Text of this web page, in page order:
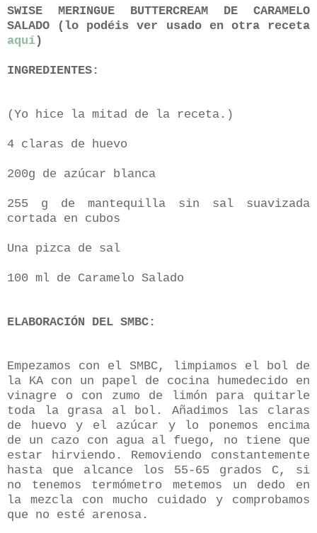
SWISE MERINGUE BUTTERCREAM DE CARAMELO
SALADO (lo podéis ver usado en otra receta
aquí)
INGREDIENTES:
(Yo hice la mitad de la receta.)
4 claras de huevo
200g de azúcar blanca
255 g de mantequilla sin sal suavizada
cortada en cubos
Una pizca de sal
100 ml de Caramelo Salado
ELABORACIÓN DEL SMBC:
Empezamos con el SMBC, limpiamos el bol de
la KA con un papel de cocina humedecido en
vinagre o con zumo de limón para quitarle
toda la grasa al bol. Añadimos las claras
de huevo y el azúcar y lo ponemos encima
de un cazo con agua al fuego, no tiene que
estar hirviendo. Removiendo constantemente
hasta que alcance los 55-65 grados C, si
no tenemos termómetro metemos un dedo en
la mezcla con mucho cuidado y comprobamos
que no esté arenosa.